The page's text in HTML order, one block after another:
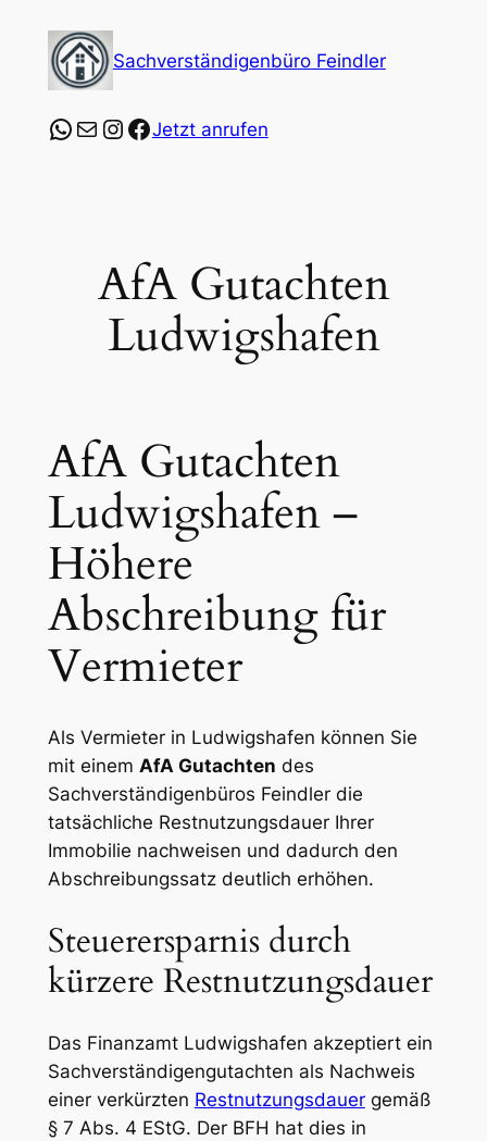
Inhalt
springen
Sachverständigenbüro Feindler
https://wa.me/
E-MailInstagram
Facebook
Jetzt anrufen
AfA Gutachten
Ludwigshafen
AfA Gutachten
Ludwigshafen –
Höhere
Abschreibung für
Vermieter
Als Vermieter in Ludwigshafen können Sie
mit einem AfA Gutachten des
Sachverständigenbüros Feindler die
tatsächliche Restnutzungsdauer Ihrer
Immobilie nachweisen und dadurch den
Abschreibungssatz deutlich erhöhen.
Steuerersparnis durch
kürzere Restnutzungsdauer
Das Finanzamt Ludwigshafen akzeptiert ein
Sachverständigengutachten als Nachweis
einer verkürzten Restnutzungsdauergemäß
§ 7 Abs. 4 EStG. Der BFH hat dies in